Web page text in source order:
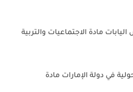
مادة الاجتماعيات والتربية
في دولة الإمارات مادة